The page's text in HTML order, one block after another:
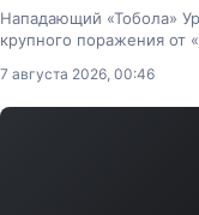
Нападающий «Тобола»
крупного поражения от
7 августа 2026, 00:46